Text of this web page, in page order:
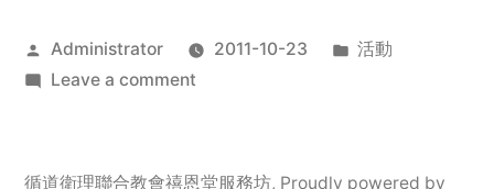
Posted
by
Administrator 2011-10-23
Posted
活動
Leave a commenton
服
循道衛理聯合教會禧恩堂服務坊, Proudly powered by